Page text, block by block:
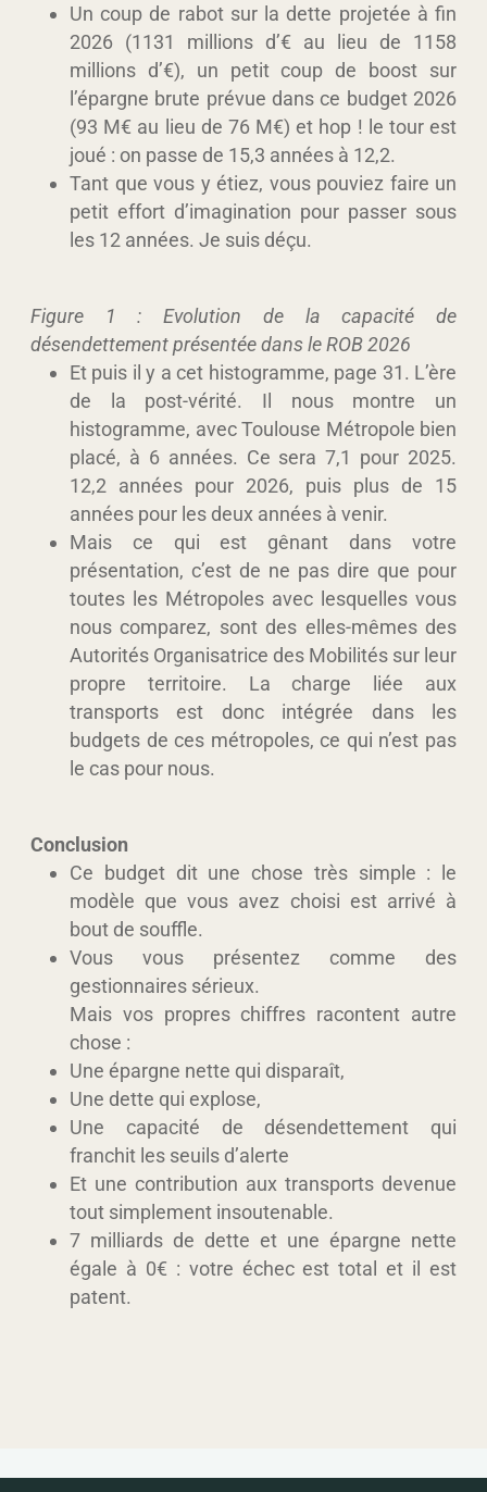
Un coup de rabot sur la dette projetée à fin
2026 (1131 millions d’€ au lieu de 1158
millions d’€), un petit coup de boost sur
l’épargne brute prévue dans ce budget 2026
(93 M€ au lieu de 76 M€) et hop ! le tour est
joué : on passe de 15,3 années à 12,2.
Tant que vous y étiez, vous pouviez faire un
petit effort d’imagination pour passer sous
les 12 années. Je suis déçu.
Figure 1 : Evolution de la capacité de
désendettement présentée dans le ROB 2026
Et puis il y a cet histogramme, page 31. L’ère
de la post-vérité. Il nous montre un
histogramme, avec Toulouse Métropole bien
placé, à 6 années. Ce sera 7,1 pour 2025.
12,2 années pour 2026, puis plus de 15
années pour les deux années à venir.
Mais ce qui est gênant dans votre
présentation, c’est de ne pas dire que pour
toutes les Métropoles avec lesquelles vous
nous comparez, sont des elles-mêmes des
Autorités Organisatrice des Mobilités sur leur
propre territoire. La charge liée aux
transports est donc intégrée dans les
budgets de ces métropoles, ce qui n’est pas
le cas pour nous.
Conclusion
Ce budget dit une chose très simple : le
modèle que vous avez choisi est arrivé à
bout de souffle.
Vous vous présentez comme des
gestionnaires sérieux.
Mais vos propres chiffres racontent autre
chose :
Une épargne nette qui disparaît,
Une dette qui explose,
Une capacité de désendettement qui
franchit les seuils d’alerte
Et une contribution aux transports devenue
tout simplement insoutenable.
7 milliards de dette et une épargne nette
égale à 0€ : votre échec est total et il est
patent.